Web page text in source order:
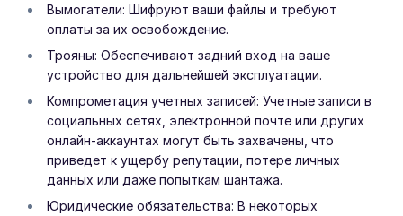
Вымогатели: Шифруют ваши файлы и требуют
оплаты за их освобождение.
Трояны: Обеспечивают задний вход на ваше
устройство для дальнейшей эксплуатации.
Компрометация учетных записей: Учетные записи в
социальных сетях, электронной почте или других
онлайн-аккаунтах могут быть захвачены, что
приведет к ущербу репутации, потере личных
данных или даже попыткам шантажа.
Юридические обязательства: В некоторых